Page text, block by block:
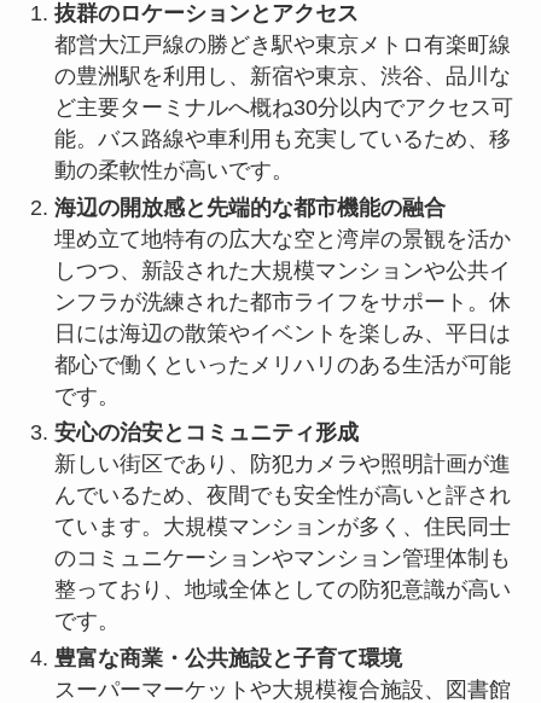
抜群のロケーションとアクセス
都営大江戸線の勝どき駅や東京メトロ有楽町線
の豊洲駅を利用し、新宿や東京、渋谷、品川な
ど主要ターミナルへ概ね30分以内でアクセス可
能。バス路線や車利用も充実しているため、移
動の柔軟性が高いです。
海辺の開放感と先端的な都市機能の融合
埋め立て地特有の広大な空と湾岸の景観を活か
しつつ、新設された大規模マンションや公共イ
ンフラが洗練された都市ライフをサポート。休
日には海辺の散策やイベントを楽しみ、平日は
都心で働くといったメリハリのある生活が可能
です。
安心の治安とコミュニティ形成
新しい街区であり、防犯カメラや照明計画が進
んでいるため、夜間でも安全性が高いと評され
ています。大規模マンションが多く、住民同士
のコミュニケーションやマンション管理体制も
整っており、地域全体としての防犯意識が高い
です。
豊富な商業・公共施設と子育て環境
スーパーマーケットや大規模複合施設、図書館